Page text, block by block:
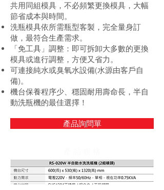
共用同組模具，不必頻繁更換模具，大幅
節省成本與時間。
洗瓶模具依所需瓶型客製，完全量身訂
做，最符合生產需求。
「免工具」調整：即可拆卸大多數的更換
模具或進行調整，方便又省力。
可連接純水或臭氧水設備(水源由客戶自
備)。
機台保養程序少、穩固耐用壽命長，半自
動洗瓶機的最佳選擇！
產品詢問單